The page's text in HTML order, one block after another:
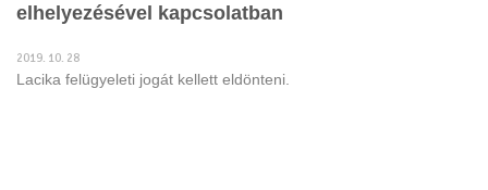
elhelyezésével kapcsolatban
2019. 10. 28
Lacika felügyeleti jogát kellett eldönteni.